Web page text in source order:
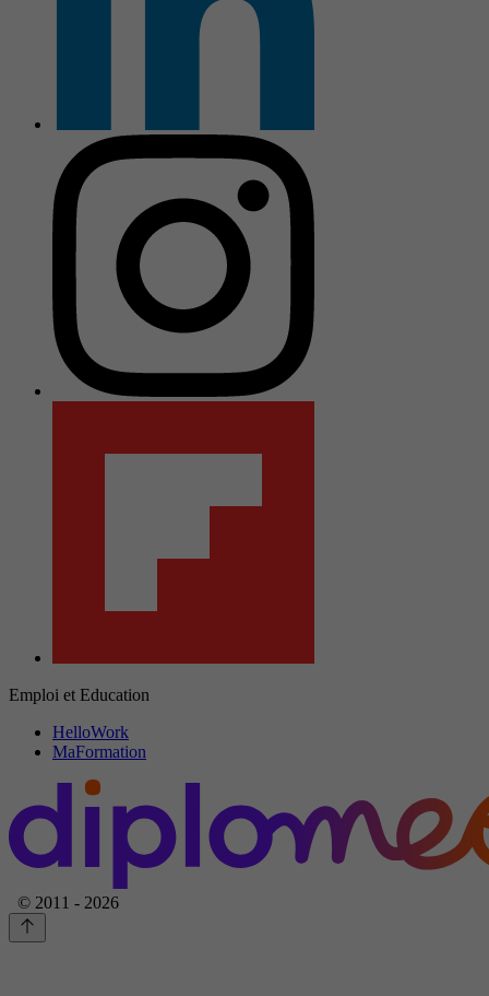
Emploi et Education
HelloWork
MaFormation
© 2011 - 2026